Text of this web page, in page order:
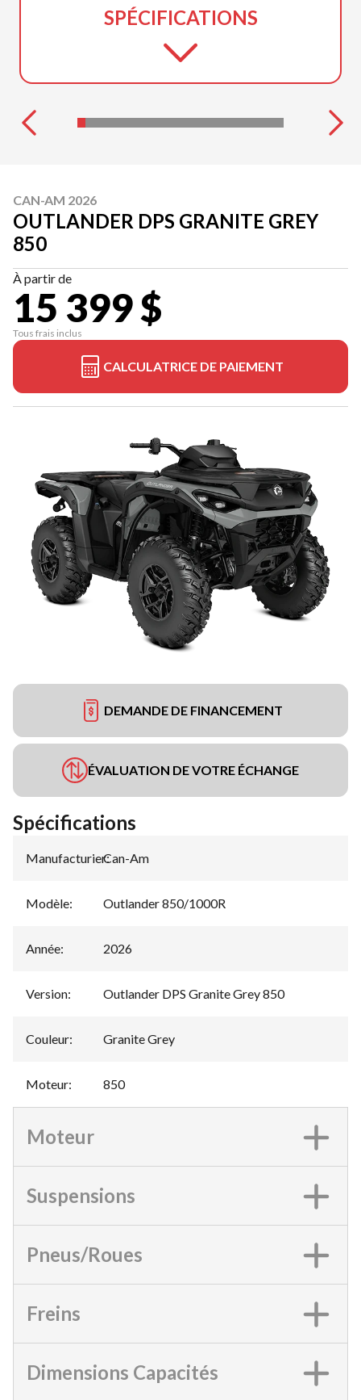
SPÉCIFICATIONS
CAN-AM 2026
OUTLANDER DPS GRANITE GREY
850
À partir de
15 399 $
Tous frais inclus
CALCULATRICE DE PAIEMENT
DEMANDE DE FINANCEMENT
ÉVALUATION DE VOTRE ÉCHANGE
Spécifications
Manufacturier:
Can-Am
Modèle: Outlander 850/1000R
Année: 2026
Version: Outlander DPS Granite Grey 850
Couleur: Granite Grey
Moteur: 850
Moteur
Suspensions
Pneus/Roues
Freins
Dimensions Capacités